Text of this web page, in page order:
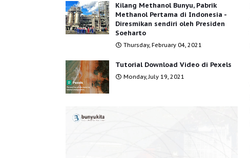
Kilang Methanol Bunyu, Pabrik
Methanol Pertama di Indonesia -
Diresmikan sendiri oleh Presiden
Soeharto
Thursday, February 04, 2021
Tutorial Download Video di Pexels
Monday, July 19, 2021